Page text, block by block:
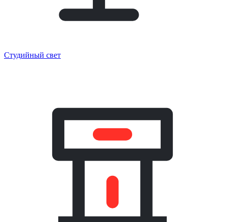
Студийный свет